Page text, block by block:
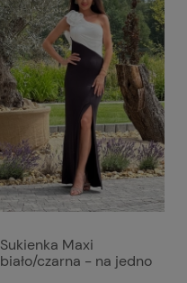
Sukienka Maxi
biało/czarna - na jedno